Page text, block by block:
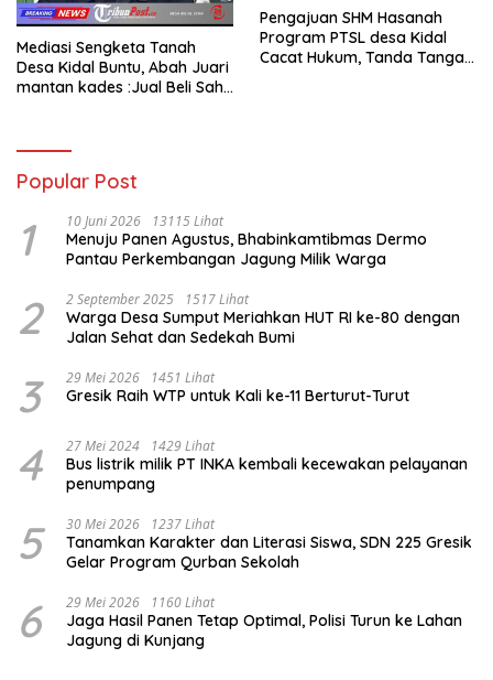
Mediasi Sengketa Tanah
Desa Kidal Buntu, Abah Juari
mantan kades :Jual Beli Sah,
Membatalkan Hak Warga.
Pengajuan SHM Hasanah
Program PTSL desa Kidal
Cacat Hukum, Tanda Tangan
Popular Post
1 10 Juni 2026 13115 Lihat
Menuju Panen Agustus, Bhabinkamtibmas Dermo
Pantau Perkembangan Jagung Milik Warga
2 2 September 2025 1517 Lihat
Warga Desa Sumput Meriahkan HUT RI ke-80 dengan
Jalan Sehat dan Sedekah Bumi ‎
3 29 Mei 2026 1451 Lihat
Gresik Raih WTP untuk Kali ke-11 Berturut-Turut
4 27 Mei 2024 1429 Lihat
Bus listrik milik PT INKA kembali kecewakan pelayanan
penumpang
5 30 Mei 2026 1237 Lihat
Tanamkan Karakter dan Literasi Siswa, SDN 225 Gresik
Gelar Program Qurban Sekolah
6 29 Mei 2026 1160 Lihat
Jaga Hasil Panen Tetap Optimal, Polisi Turun ke Lahan
Jagung di Kunjang